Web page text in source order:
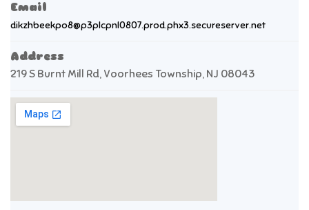
Email
dikzhbeekpo8@p3plcpnl0807.prod.phx3.secureserver.net
Address
219 S Burnt Mill Rd, Voorhees Township, NJ 08043